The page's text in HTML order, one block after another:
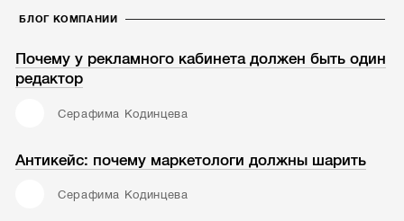
БЛОГ КОМПАНИИ
Почему у рекламного кабинета должен быть один
редактор
Серафима Кодинцева
Антикейс: почему маркетологи должны шарить
Серафима Кодинцева